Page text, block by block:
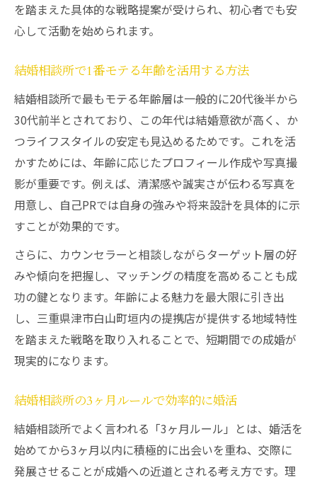
結婚相談所の料金プランの注意点と比較
失敗しない結婚相談所選びの体験談共有
を踏まえた具体的な戦略提案が受けられ、初心者でも安
心して活動を始められます。
結婚相談所で1番モテる年齢を活用する方法
結婚相談所で最もモテる年齢層は一般的に20代後半から
30代前半とされており、この年代は結婚意欲が高く、か
つライフスタイルの安定も見込めるためです。これを活
かすためには、年齢に応じたプロフィール作成や写真撮
影が重要です。例えば、清潔感や誠実さが伝わる写真を
用意し、自己PRでは自身の強みや将来設計を具体的に示
すことが効果的です。
さらに、カウンセラーと相談しながらターゲット層の好
みや傾向を把握し、マッチングの精度を高めることも成
功の鍵となります。年齢による魅力を最大限に引き出
し、三重県津市白山町垣内の提携店が提供する地域特性
を踏まえた戦略を取り入れることで、短期間での成婚が
現実的になります。
結婚相談所の3ヶ月ルールで効率的に婚活
結婚相談所でよく言われる「3ヶ月ルール」とは、婚活を
始めてから3ヶ月以内に積極的に出会いを重ね、交際に
発展させることが成婚への近道とされる考え方です。理